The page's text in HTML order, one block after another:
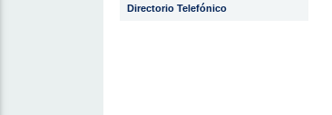
Directorio Telefónico